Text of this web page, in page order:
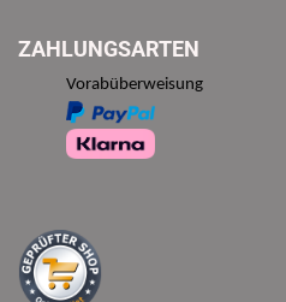
ZAHLUNGSARTEN
Vorabüberweisung